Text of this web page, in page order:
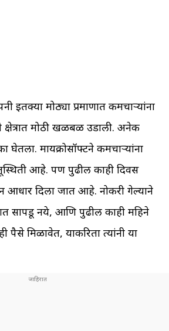
इतक्या मोठ्या प्रमाणात कर्मचाऱ्यांना
मोठी खळबळ उडाली. अनेक
घेतला. मायक्रोसॉफ्टने कर्मचाऱ्यांना
आहे. पण पुढील काही दिवस
आधार दिला जात आहे. नोकरी गेल्याने
सापडू नये, आणि पुढील काही महिने
पैसे मिळावेत, याकरिता त्यांनी या